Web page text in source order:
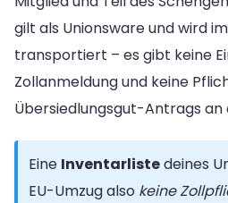
gilt als Unionsware und wird
transportiert – es gibt keine
Zollanmeldung und keine
Übersiedlungsgut-Antrags an
Eine Inventarlistedeines
EU-Umzug also keine